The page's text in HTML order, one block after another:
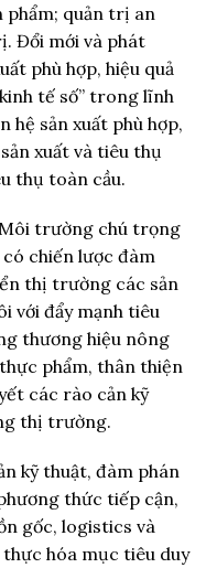
phẩm; quản trị an
Đổi mới và phát
phù hợp, hiệu quả
tế số” trong lĩnh
hệ sản xuất phù hợp,
xuất và tiêu thụ
thụ toàn cầu.
trường chú trọng
chiến lược đàm
thị trường các sản
với đẩy mạnh tiêu
thương hiệu nông
phẩm, thân thiện
các rào cản kỹ
thị trường.
kỹ thuật, đàm phán
thức tiếp cận,
gốc, logistics và
hóa mục tiêu duy